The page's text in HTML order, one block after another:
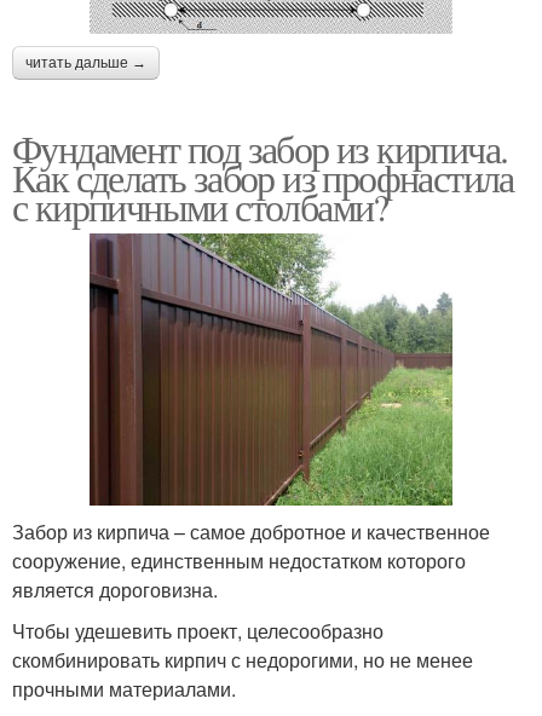
читать дальше →
Фундамент под забор из кирпича.
Как сделать забор из профнастила
с кирпичными столбами?
Забор из кирпича – самое добротное и качественное
сооружение, единственным недостатком которого
является дороговизна.
Чтобы удешевить проект, целесообразно
скомбинировать кирпич с недорогими, но не менее
прочными материалами.